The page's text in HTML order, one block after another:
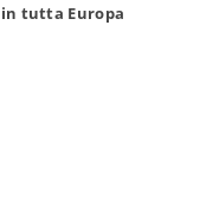
tutta Europa